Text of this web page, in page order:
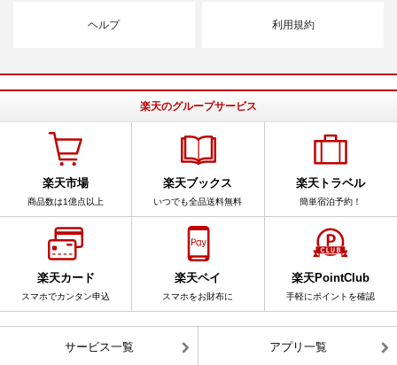
ヘルプ 利用規約
楽天のグループサービス
楽天市場
商品数は1億点以上
楽天ブックス
いつでも全品送料無料
楽天トラベル
簡単宿泊予約！
楽天カード
スマホでカンタン申込
楽天ペイ
スマホをお財布に
楽天PointClub
手軽にポイントを確認
サービス一覧 アプリ一覧